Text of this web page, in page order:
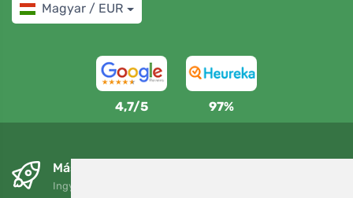
Magyar / EUR
4,7/5 97%
Másnapra és ingyenesen
Ingyenes szállítás a következő összeg felett: 80 EUR